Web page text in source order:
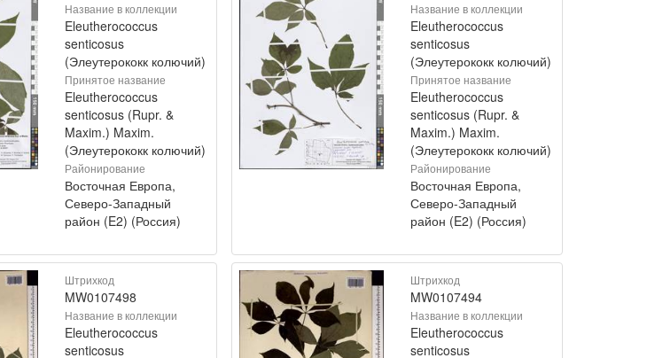
Название в коллекции
Eleutherococcus
senticosus
(Элеутерококк колючий)
Принятое название
Eleutherococcus
senticosus (Rupr. &
Maxim.) Maxim.
(Элеутерококк колючий)
Районирование
Восточная Европа,
Северо-Западный
район (E2) (Россия)
Название в коллекции
Eleutherococcus
senticosus
(Элеутерококк колючий)
Принятое название
Eleutherococcus
senticosus (Rupr. &
Maxim.) Maxim.
(Элеутерококк колючий)
Районирование
Восточная Европа,
Северо-Западный
район (E2) (Россия)
Штрихкод
MW0107498
Название в коллекции
Eleutherococcus
senticosus
Штрихкод
MW0107494
Название в коллекции
Eleutherococcus
senticosus